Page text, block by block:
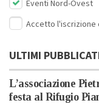
Eventi Nord-Ovest
Accetto l'iscrizione
ULTIMI
L’associazione
festa al Rifugio